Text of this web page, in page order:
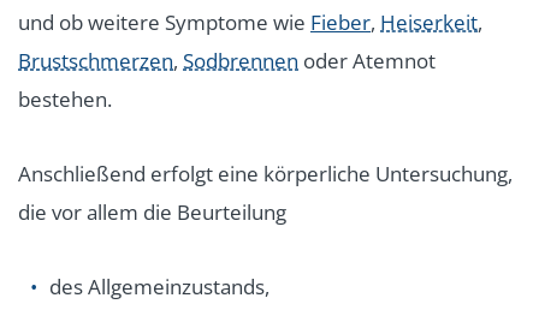
und ob weitere Symptome wie Fieber, Heiserkeit,
Brustschmerzen, Sodbrennen oder Atemnot
bestehen.
Anschließend erfolgt eine körperliche Untersuchung,
die vor allem die Beurteilung
des Allgemeinzustands,